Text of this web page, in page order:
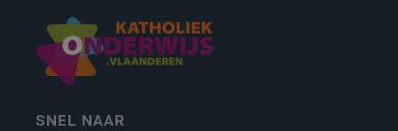
SNEL NAAR